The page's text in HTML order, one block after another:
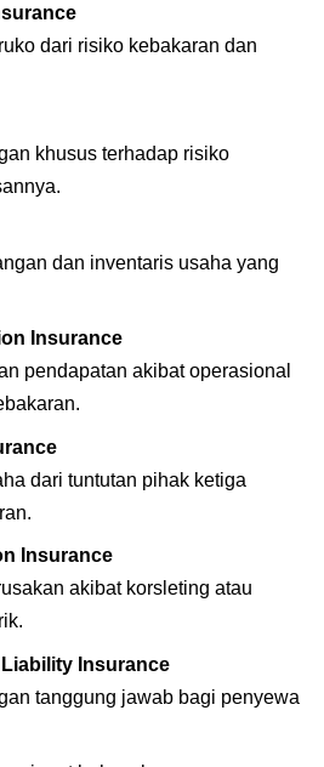
dari risiko kebakaran dan
khusus terhadap risiko
dan inventaris usaha yang
Insurance
pendapatan akibat operasional
dari tuntutan pihak ketiga
Insurance
akibat korsleting atau
Insurance
tanggung jawab bagi penyewa